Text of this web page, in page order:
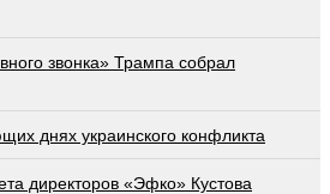
звонка» Трампа собрал
днях украинского конфликта
директоров «Эфко» Кустова